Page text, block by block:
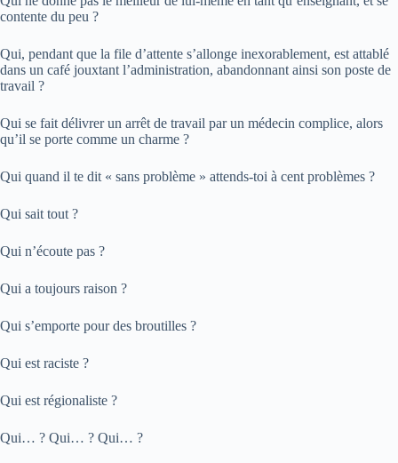
contente du peu ?
Qui, pendant que la file d’attente s’allonge inexorablement, est attablé
dans un café jouxtant l’administration, abandonnant ainsi son poste de
travail ?
Qui se fait délivrer un arrêt de travail par un médecin complice, alors
qu’il se porte comme un charme ?
Qui quand il te dit « sans problème » attends-toi à cent problèmes ?
Qui sait tout ?
Qui n’écoute pas ?
Qui a toujours raison ?
Qui s’emporte pour des broutilles ?
Qui est raciste ?
Qui est régionaliste ?
Qui… ? Qui… ? Qui… ?